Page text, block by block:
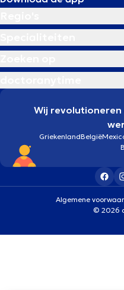
Wij
GriekenlandBelgië
Algemene
© 2026